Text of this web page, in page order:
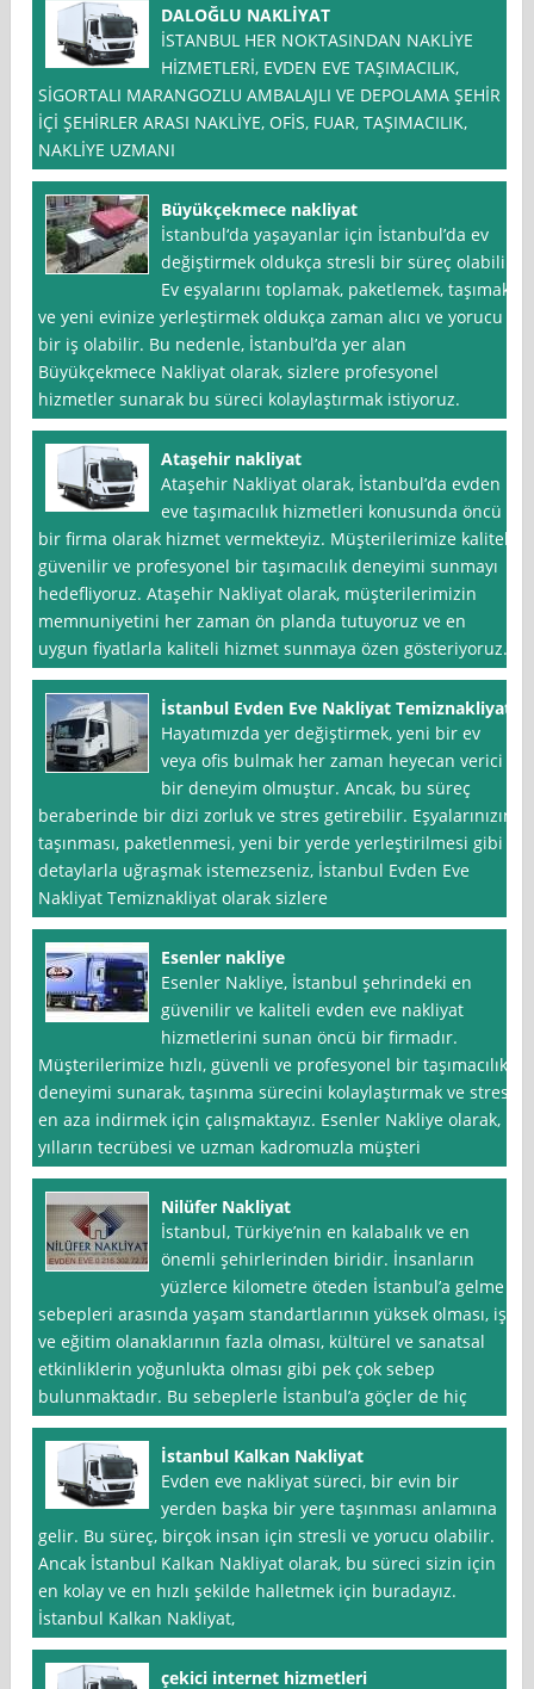
DALOĞLU NAKLİYAT
İSTANBUL HER NOKTASINDAN NAKLİYE
HİZMETLERİ, EVDEN EVE TAŞIMACILIK,
SİGORTALI MARANGOZLU AMBALAJLI VE DEPOLAMA ŞEHİR
İÇİ ŞEHİRLER ARASI NAKLİYE, OFİS, FUAR, TAŞIMACILIK,
NAKLİYE UZMANI
Büyükçekmece nakliyat
İstanbul‘da yaşayanlar için İstanbul’da ev
değiştirmek oldukça stresli bir süreç olabilir.
Ev eşyalarını toplamak, paketlemek, taşımak
ve yeni evinize yerleştirmek oldukça zaman alıcı ve yorucu
bir iş olabilir. Bu nedenle, İstanbul’da yer alan
Büyükçekmece Nakliyat olarak, sizlere profesyonel
hizmetler sunarak bu süreci kolaylaştırmak istiyoruz.
Ataşehir nakliyat
Ataşehir Nakliyat olarak, İstanbul’da evden
eve taşımacılık hizmetleri konusunda öncü
bir firma olarak hizmet vermekteyiz. Müşterilerimize kaliteli,
güvenilir ve profesyonel bir taşımacılık deneyimi sunmayı
hedefliyoruz. Ataşehir Nakliyat olarak, müşterilerimizin
memnuniyetini her zaman ön planda tutuyoruz ve en
uygun fiyatlarla kaliteli hizmet sunmaya özen gösteriyoruz.
İstanbul Evden Eve Nakliyat Temiznakliyat
Hayatımızda yer değiştirmek, yeni bir ev
veya ofis bulmak her zaman heyecan verici
bir deneyim olmuştur. Ancak, bu süreç
beraberinde bir dizi zorluk ve stres getirebilir. Eşyalarınızın
taşınması, paketlenmesi, yeni bir yerde yerleştirilmesi gibi
detaylarla uğraşmak istemezseniz, İstanbul Evden Eve
Nakliyat Temiznakliyat olarak sizlere
Esenler nakliye
Esenler Nakliye, İstanbul şehrindeki en
güvenilir ve kaliteli evden eve nakliyat
hizmetlerini sunan öncü bir firmadır.
Müşterilerimize hızlı, güvenli ve profesyonel bir taşımacılık
deneyimi sunarak, taşınma sürecini kolaylaştırmak ve stresi
en aza indirmek için çalışmaktayız. Esenler Nakliye olarak,
yılların tecrübesi ve uzman kadromuzla müşteri
Nilüfer Nakliyat
İstanbul, Türkiye’nin en kalabalık ve en
önemli şehirlerinden biridir. İnsanların
yüzlerce kilometre öteden İstanbul’a gelme
sebepleri arasında yaşam standartlarının yüksek olması, iş
ve eğitim olanaklarının fazla olması, kültürel ve sanatsal
etkinliklerin yoğunlukta olması gibi pek çok sebep
bulunmaktadır. Bu sebeplerle İstanbul’a göçler de hiç
İstanbul Kalkan Nakliyat
Evden eve nakliyat süreci, bir evin bir
yerden başka bir yere taşınması anlamına
gelir. Bu süreç, birçok insan için stresli ve yorucu olabilir.
Ancak İstanbul Kalkan Nakliyat olarak, bu süreci sizin için
en kolay ve en hızlı şekilde halletmek için buradayız.
İstanbul Kalkan Nakliyat,
çekici internet hizmetleri